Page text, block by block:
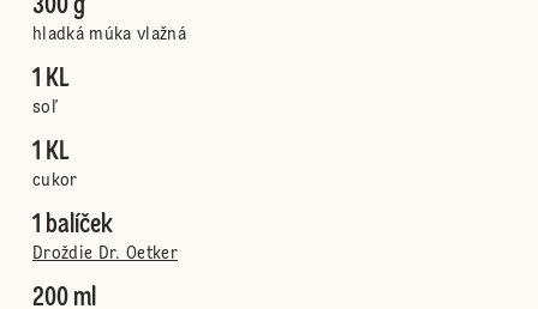
300 g
hladká múka vlažná
1 KL
soľ
1 KL
cukor
1 balíček
Droždie Dr. Oetker
200 ml